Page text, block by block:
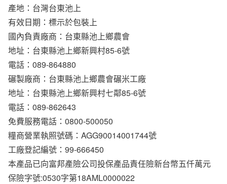
產地：台灣台東池上
有效日期：標示於包裝上
國內負責廠商：台東縣池上鄉農會
地址：台東縣池上鄉新興村85-6號
電話：089-864880
碾製廠商：台東縣池上鄉農會碾米工廠
地址：台東縣池上鄉新興村七鄰85-6號
電話：089-862643
免費服務電話：0800-500050
糧商營業執照號碼：AGG90014001744號
工廠登記編號：99-666450
本產品已向富邦產險公司投保產品責任險新台幣五仟萬元
保險字號:0530字第18AML0000022